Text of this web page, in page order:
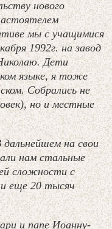
нового
мы с учащимися
1992г. на завод
Дети
языке, я тоже
Собрались не
но и местные
на свои
нам стальные
сложности с
еще 20 тысяч
и папе Иоанну-